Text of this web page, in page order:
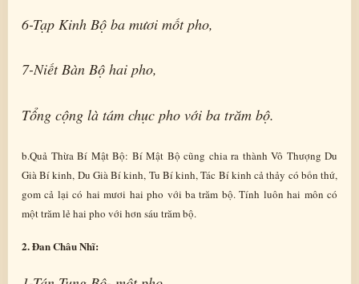
6-Tạp Kinh Bộ ba mươi mốt pho,
7-Niết Bàn Bộ hai pho,
Tổng cộng là tám chục pho với ba trăm bộ.
b.Quả Thừa Bí Mật Bộ: Bí Mật Bộ cũng chia ra thành Vô Thượng Du
Già Bí kinh, Du Già Bí kinh, Tu Bí kinh, Tác Bí kinh cả thảy có bốn thứ,
gom cả lại có hai mươi hai pho với ba trăm bộ. Tính luôn hai môn có
một trăm lẻ hai pho với hơn sáu trăm bộ.
2. Đan Châu Nhĩ: